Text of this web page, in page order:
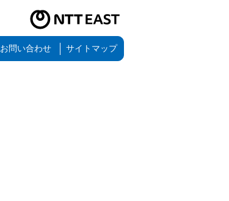
NTT東日本公式サイト（新しいタブで開きます）
お問い合わせ サイトマップ